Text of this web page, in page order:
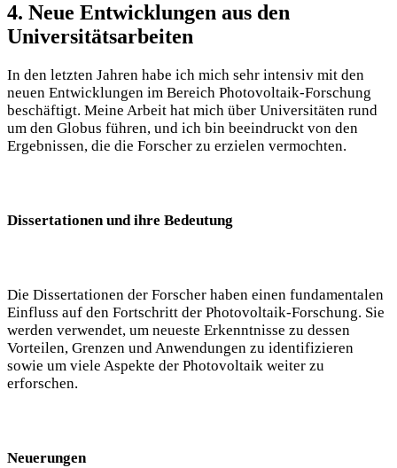
4. Neue Entwicklungen aus den
Universitätsarbeiten
In den letzten Jahren habe ich mich sehr intensiv mit den
neuen Entwicklungen im Bereich Photovoltaik-Forschung
beschäftigt. Meine Arbeit hat mich über Universitäten rund
um den Globus führen, und ich bin beeindruckt von den
Ergebnissen, die die Forscher zu erzielen vermochten.
Dissertationen und ihre Bedeutung
Die Dissertationen der Forscher haben einen fundamentalen
Einfluss auf den Fortschritt der Photovoltaik-Forschung. Sie
werden verwendet, um neueste Erkenntnisse zu dessen
Vorteilen, Grenzen und Anwendungen zu identifizieren
sowie um viele Aspekte der Photovoltaik weiter zu
erforschen.
Neuerungen